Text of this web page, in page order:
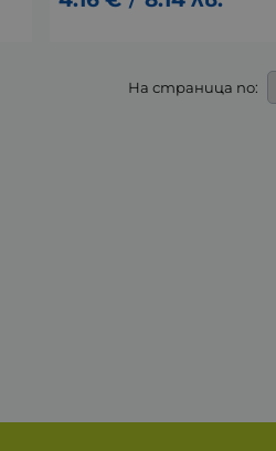
На страница по: